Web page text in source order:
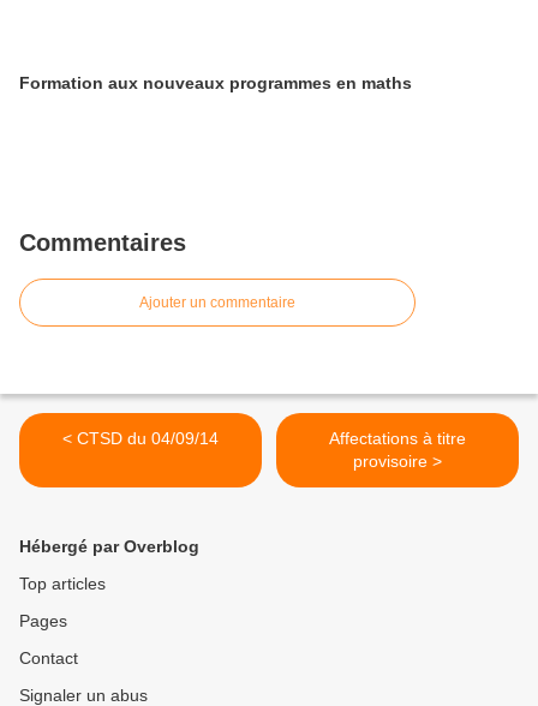
Formation aux nouveaux programmes en maths
Commentaires
Ajouter un commentaire
< CTSD du 04/09/14
Affectations à titre
provisoire >
Hébergé par Overblog
Top articles
Pages
Contact
Signaler un abus